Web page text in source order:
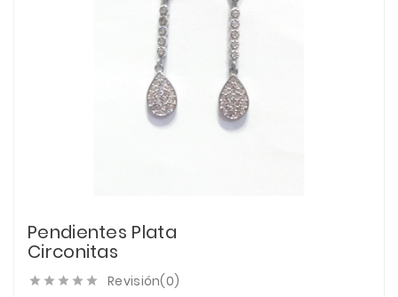
Pendientes Plata
Circonitas
     Revisión(0)